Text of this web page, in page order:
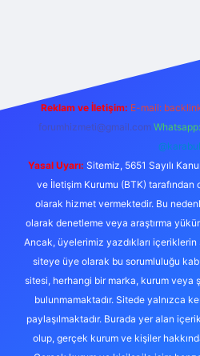
Reklam ve İletişim: E-mail:
forumhizmeti@gmail.com
@karabul
Yasal Uyarı: Sitemiz, 5651 Sayılı
ve İletişim Kurumu (BTK) tarafından
olarak hizmet vermektedir. Bu
olarak denetleme veya araştırma
Ancak, üyelerimiz yazdıkları
siteye üye olarak bu sorumluluğu
sitesi, herhangi bir marka, kurum veya
bulunmamaktadır. Sitede yalnızca
paylaşılmaktadır. Burada yer alan
olup, gerçek kurum ve kişiler